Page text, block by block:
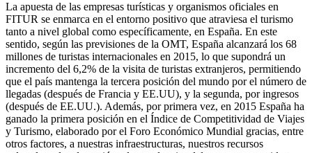
La apuesta de las empresas turísticas y organismos oficiales en
FITUR se enmarca en el entorno positivo que atraviesa el turismo
tanto a nivel global como específicamente, en España. En este
sentido, según las previsiones de la OMT, España alcanzará los 68
millones de turistas internacionales en 2015, lo que supondrá un
incremento del 6,2% de la visita de turistas extranjeros, permitiendo
que el país mantenga la tercera posición del mundo por el número de
llegadas (después de Francia y EE.UU), y la segunda, por ingresos
(después de EE.UU.). Además, por primera vez, en 2015 España ha
ganado la primera posición en el Índice de Competitividad de Viajes
y Turismo, elaborado por el Foro Económico Mundial gracias, entre
otros factores, a nuestras infraestructuras, nuestros recursos